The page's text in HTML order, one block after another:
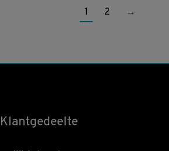
1 2 →
Klantgedeelte